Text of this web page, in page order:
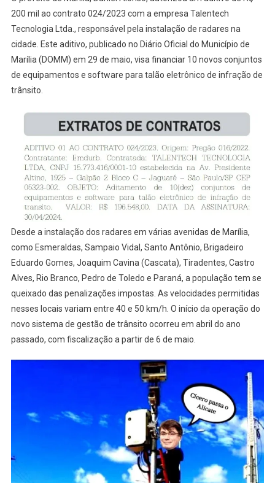
200 mil ao contrato 024/2023 com a empresa Talentech
Tecnologia Ltda., responsável pela instalação de radares na
cidade. Este aditivo, publicado no Diário Oficial do Município de
Marília (DOMM) em 29 de maio, visa financiar 10 novos conjuntos
de equipamentos e software para talão eletrônico de infração de
trânsito.
Desde a instalação dos radares em várias avenidas de Marília,
como Esmeraldas, Sampaio Vidal, Santo Antônio, Brigadeiro
Eduardo Gomes, Joaquim Cavina (Cascata), Tiradentes, Castro
Alves, Rio Branco, Pedro de Toledo e Paraná, a população tem se
queixado das penalizações impostas. As velocidades permitidas
nesses locais variam entre 40 e 50 km/h. O início da operação do
novo sistema de gestão de trânsito ocorreu em abril do ano
passado, com fiscalização a partir de 6 de maio.